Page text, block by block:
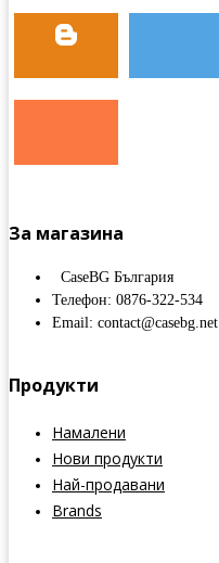
За магазина
CaseBG България
Телефон: 0876-322-534
Email: contact@casebg.net
Продукти
Намалени
Нови продукти
Най-продавани
Brands